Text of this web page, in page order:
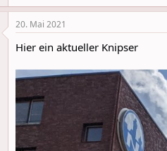
e
a
c
i
n
s
:
20. Mai 2021
Hier ein aktueller Knipser